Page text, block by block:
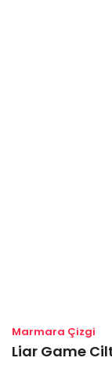
Marmara Çizgi
Liar Game